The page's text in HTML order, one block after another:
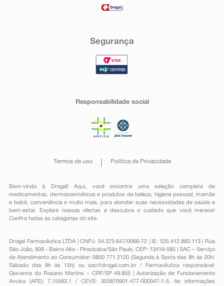
Segurança
Responsabilidade social
Termos de uso Política de Privacidade
Bem-vindo à Drogal! Aqui, você encontra uma seleção completa de
medicamentos , dermocosméticos e produtos de beleza, higiene pessoal ,mamãe
e bebê, conveniênciae muito mais, para atender suas necessidades de saúde e
bem-estar. Explore nossas ofertas e descubra o cuidado que você merece!
Confira todas as categorias do site.
Drogal Farmacêutica LTDA | CNPJ: 54.375.647/0066-72 | IE: 535.412.860.113 | Rua
São João, 909 - Bairro Alto - Piracicaba/São Paulo, CEP: 13416-585 | SAC – Serviço
de Atendimento ao Consumidor: 0800 771 2120 (Segunda à Sexta das 8h às 20h/
Sábado das 8h às 15h) ou sac@drogal.com.br/ Farmacêutica responsável:
Giovanna do Rosario Martins – CRF/SP 49.855 | Autorização de Funcionamento
Anvisa (AFE): 7.15583.1 / CEVS: 353870901-477-000047-1-5. As informações